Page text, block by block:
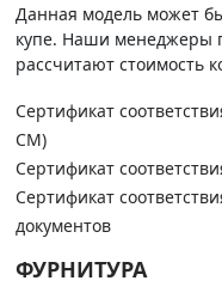
Данная модель может
купе. Наши менеджеры
рассчитают стоимость
Сертификат
СМ)
Сертификат
Сертификат
документов
ФУРНИТУРА